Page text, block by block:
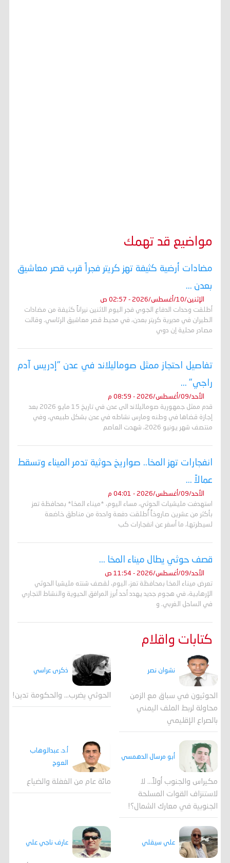
مواضيع قد تهمك
مضادات أرضية كثيفة تهز كريتر فجراً قرب قصر معاشيق
بعدن ...
الإثنين/10/أغسطس/2026 - 02:57 ص
أطلقت وحدات الدفاع الجوي فجر اليوم الاثنين نيراناً كثيفة من مضادات
الطيران في مديرية كريتر بعدن، في محيط قصر معاشيق الرئاسي. وقالت
مصادر محلية إن دوي
تفاصيل احتجاز ممثل صوماليلاند في عدن "إدريس آدم
راجي" ...
الأحد/09/أغسطس/2026 - 08:59 م
قدم ممثل جمهورية صوماليلاند الى عدن في تاريخ 15 مايو 2026 بعد
إجازة قضاها في وطنه ومارس نشاطه في عدن بشكل طبيعي، وفي
منتصف شهر يونيو 2026، شهدت العاصم
انفجارات تهز المخا.. صواريخ حوثية تدمر الميناء وتسقط
عمالاً ...
الأحد/09/أغسطس/2026 - 04:01 م
استهدفت مليشيات الحوثي، مساء اليوم، *ميناء المخا* بمحافظة تعز
بأكثر من عشرين صاروخاً أُطلقت دفعة واحدة من مناطق خاضعة
لسيطرتها، ما أسفر عن انفجارات كب
قصف حوثي يطال ميناء المخا ...
الأحد/09/أغسطس/2026 - 11:54 ص
تعرض ميناء المخا بمحافظة تعز، اليوم، لقصف شنته مليشيا الحوثي
الإرهابية، في هجوم جديد يهدد أحد أبرز المرافق الحيوية والنشاط التجاري
في الساحل الغربي. و
كتابات واقلام
نشوان نصر
الحوثيون في سباق مع الزمن
محاولة لربط الملف اليمني
بالصراع الإقليمي
ذكرى عراسي
الحوثي يضرب… والحكومة تدين!
أبو مرسال الدهمسي
مكيراس والجنوب أولاً... لا
لاستنزاف القوات المسلحة
الجنوبية في معارك الشمال؟!
أ.د. عبدالوهاب
العوج
مائة عام من الغفلة والضياع
علي سيقلي عارف ناجي علي